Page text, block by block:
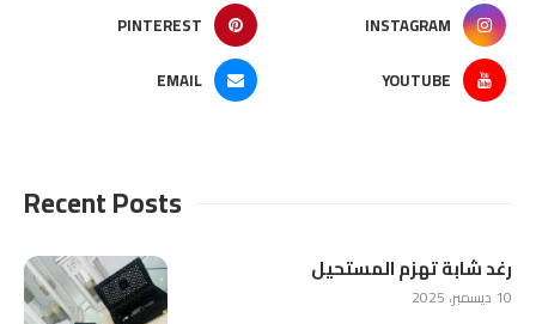
INSTAGRAM
PINTEREST
YOUTUBE
EMAIL
Recent Posts
رغد شابة تهزم المستحيل
10 ديسمبر، 2025